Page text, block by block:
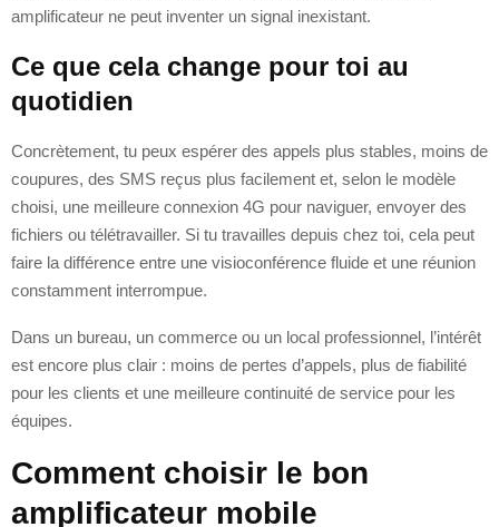
amplificateur ne peut inventer un signal inexistant.
Ce que cela change pour toi au
quotidien
Concrètement, tu peux espérer des appels plus stables, moins de
coupures, des SMS reçus plus facilement et, selon le modèle
choisi, une meilleure connexion 4G pour naviguer, envoyer des
fichiers ou télétravailler. Si tu travailles depuis chez toi, cela peut
faire la différence entre une visioconférence fluide et une réunion
constamment interrompue.
Dans un bureau, un commerce ou un local professionnel, l’intérêt
est encore plus clair : moins de pertes d’appels, plus de fiabilité
pour les clients et une meilleure continuité de service pour les
équipes.
Comment choisir le bon
amplificateur mobile